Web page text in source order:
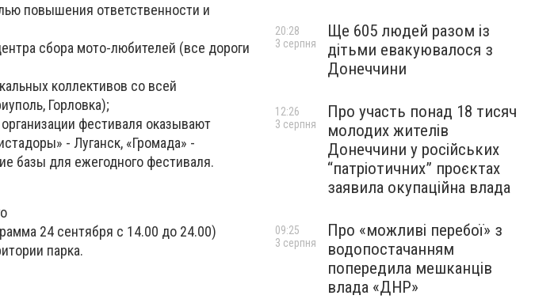
повышения ответственности и
сбора мото-любителей (все дороги
коллективов со всей
Горловка);
фестиваля оказывают
- Луганск, «Громада» -
базы для ежегодного фестиваля.
24 сентября с 14.00 до 24.00)
парка.
Ще 605 людей разом із
дітьми евакуювалося з
Донеччини
20:28
3 серпня
Про участь понад 18 тисяч
молодих жителів
Донеччини у російських
“патріотичних” проєктах
заявила окупаційна влада
12:26
3 серпня
Про «можливі перебої» з
водопостачанням
попередила мешканців
влада «ДНР»
09:25
3 серпня